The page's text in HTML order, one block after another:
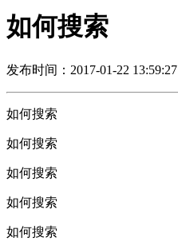
如何搜索
发布时间：2017-01-22 13:59:27
如何搜索
如何搜索
如何搜索
如何搜索
如何搜索